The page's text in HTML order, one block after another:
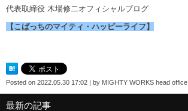
代表取締役 木場修二オフィシャルブログ
【こばっちのマイティ・ハッピーライフ】
Posted on 2022.05.30 17:02 | by MIGHTY WORKS head office
最新の記事